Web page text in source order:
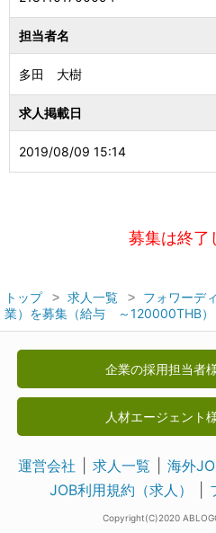
担当者名
多田 大樹
求人掲載日
2019/08/09 15:14
募集は終了
トップ 求人一覧
フォワーデ
業）を募集（給与 ～120000THB）
企業の採用担当者
人材エージェント
運営会社 求人一覧 海外
JOB利用規約（求人）
Copyright(C)2020